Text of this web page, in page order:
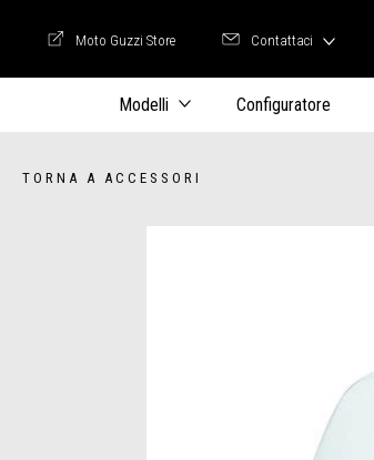
Moto Guzzi Store
Moto Guzzi Store Contattaci
Modelli Configuratore
TORNA A ACCESSORI